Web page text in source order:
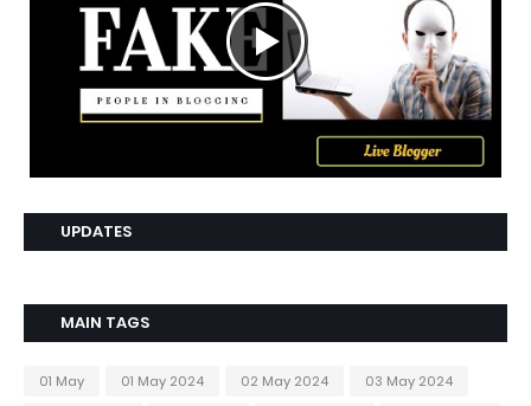
UPDATES
MAIN TAGS
01 May 01 May 2024 02 May 2024
03 May 2024